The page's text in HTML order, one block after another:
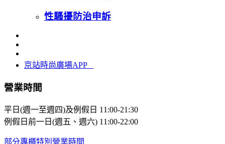
性騷擾防治申訴
京站時尚廣場APP
營業時間
平日(週一至週四)及例假日 11:00-21:30
例假日前一日(週五、週六) 11:00-22:00
部分專櫃特別營業時間